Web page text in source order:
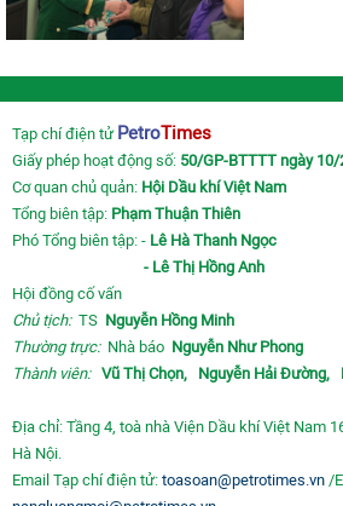
Tạp chí điện tử PetroTimes
Giấy phép hoạt động số: 50/GP-BTTTT ngày
Cơ quan chủ quản: Hội Dầu khí Việt Nam
Tổng biên tập: Phạm Thuận Thiên
Phó Tổng biên tập: - Lê Hà Thanh Ngọc
- Lê Thị Hồng Anh
Hội đồng cố vấn
Chủ tịch:TS Nguyễn Hồng Minh
Thường trực: Nhà báo Nguyễn Như Phong
Thành viên: Vũ Thị Chọn, Nguyễn Hải Đường,
Địa chỉ: Tầng 4, toà nhà Viện Dầu khí Việt Nam
Hà Nội.
Email Tạp chí điện tử: toasoan@petrotimes.vn /